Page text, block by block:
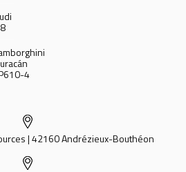
4
| 42160 Andrézieux-Bouthéon